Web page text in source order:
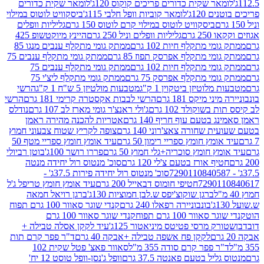
שקית כדורים פריכים קוקוס 120ג'
לומאר שקית כדורים
120ג'
לומאר קוביות וופל חלבי 115ג'
ביסקוויט לוטוס במילוי
ביסקוויט לוטוס במילוי קרם לוטוס 150 גרם
גליליות וופלים
גרם
גליליות וופלים וניל 250 גרם
היינץ מיוקטשופ 425
מתקלף חיות 102 גרם
ממתק גומי מתקלף ענבים מנגו 85
מתקלף אפרסק תפוז 85 גרם
ממתק גומי מתקלף ענבים 75
מתקלף חיות 102 גרם
ממתק גומי מתקלף ענבים 75
מתקלף אפרסק 75 גרם
ממתק גומי מתקלף ליצ'י 75
ביטקוין 1 ק"ג
מטבעות מולטיזן 5 ש"ח 1 ק"ג
הרשי
מיקס 181 גרם
הרשי לבבות אקסטרה קרימי 181 גרם
הרשי
102 גרם
ג'ולי ראנצ'ר גומי מארז לב 107 גרם
נודלס
עוף חריף 140 גרם
אטריות להכנה מהירה ראמן
שחורה צאצ'רוני 140 גרם
צופה לקריץ שטוח צבעוני חמוץ
חומץ ספריי רימון 50 גרם
עיד אומץ חומץ ספריי מטף 50
חומץ סוכריה+גלי חמוץ 50 גרם
פררו רושר 100ג'
בוטן רביולי
אורז בטעם צ'לי 120 גרם
סוכ' מנטוס רול יחידה מנטה
סוכ' מנטוס רול יחידה פירות 37.5ג' -
חטיפי חומוס דבאייל 200 גרם
עיד אומץ חומץ טריפל ג'ל
ברגן שוקוצ'יפס ש.לבן חמוציות 130ג'
ברגן רויאל חמאה
בונבוניירה רפאלו 240 גרם
קנדי שוגר סאוור 100 גרם תפוח
100 גרם תפוח
קנדי שוגר סאוור 100 גרם
מרסי פטיטס מיניאטור 125ג'
עיד לקקן אסלה טבילה +
לקקן פח אשפה טבילה +אבקה 40 גרם
ד"ר פפר קרם תות
פפר קרם סודה 355 מ"ל
סאוור פאצ' פטל שקית 102
בטעם פאנטה 37.5 גרם
וופל ג'נסן-וופל טוסט 12 יח'